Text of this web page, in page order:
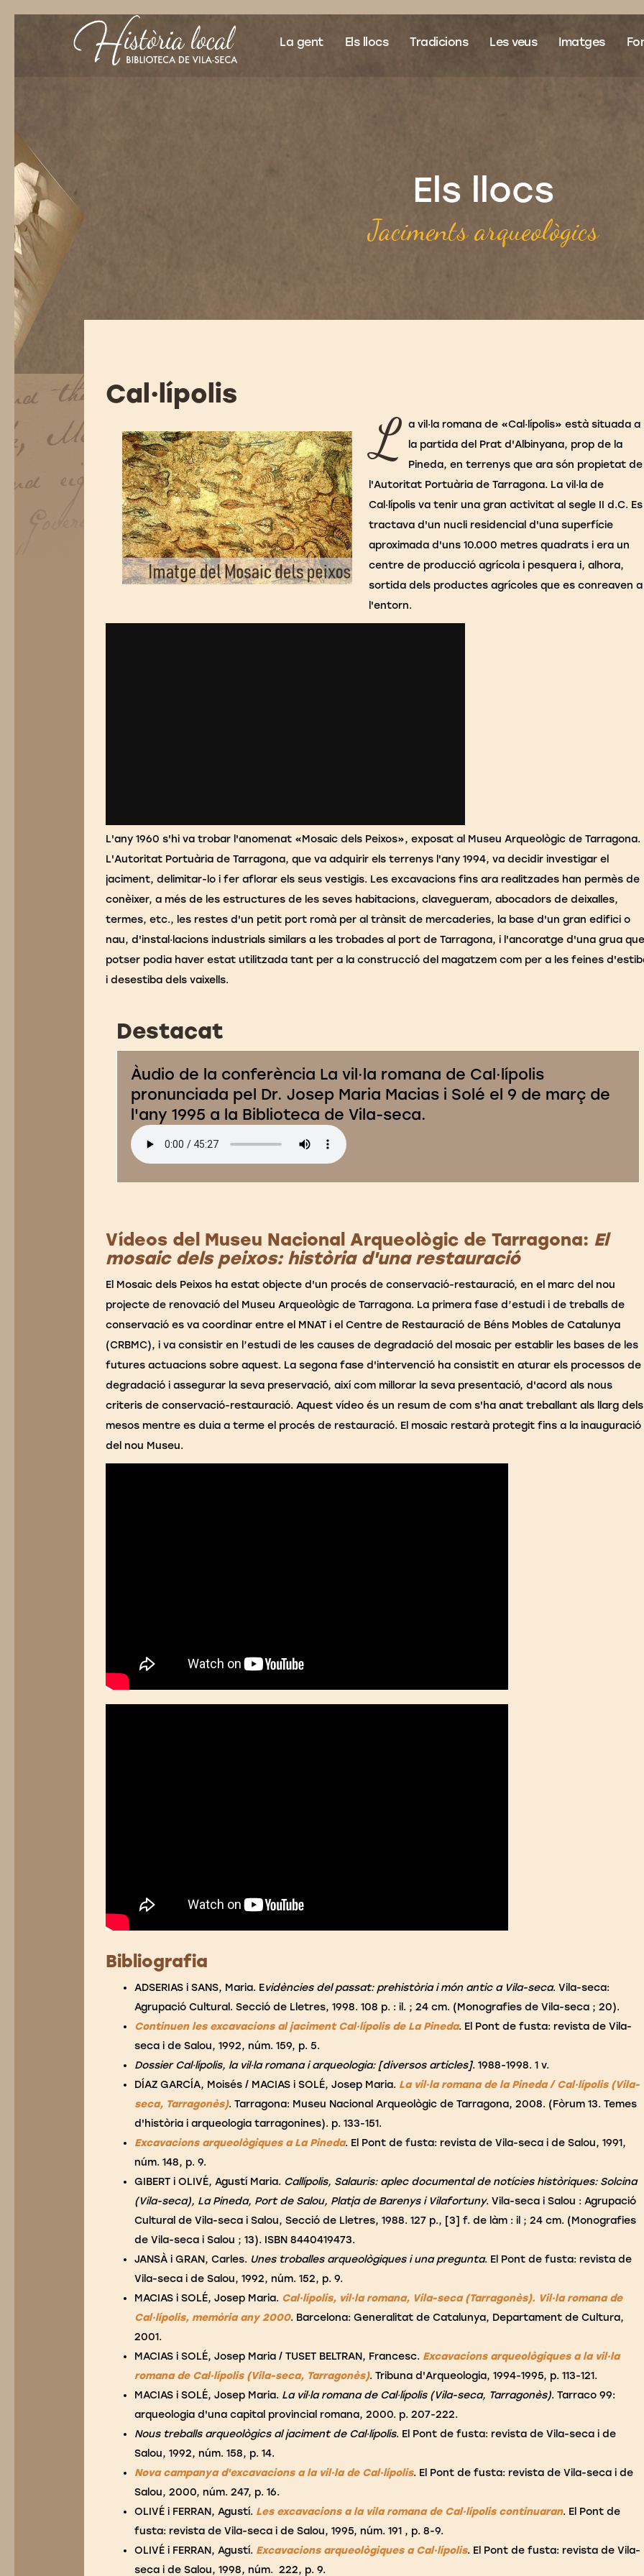
La gent Els llocs Tradicions Les veus Imatges
Els llocs
Jaciments arqueològics
Cal·lípolis
L a vil·la romana de «Cal·lípolis» està situada a
la partida del Prat d'Albinyana, prop de la
Pineda, en terrenys que ara són propietat de
l'Autoritat Portuària de Tarragona. La vil·la de
Cal·lípolis va tenir una gran activitat al segle II d.C. Es
tractava d'un nucli residencial d'una superfície
aproximada d'uns 10.000 metres quadrats i era un
centre de producció agrícola i pesquera i, alhora,
sortida dels productes agrícoles que es conreaven a
l'entorn.
L'any 1960 s'hi va trobar l'anomenat «Mosaic dels Peixos», exposat al Museu Arqueològic de Tarragona.
L'Autoritat Portuària de Tarragona, que va adquirir els terrenys l'any 1994, va decidir investigar el
jaciment, delimitar-lo i fer aflorar els seus vestigis. Les excavacions fins ara realitzades han permès de
conèixer, a més de les estructures de les seves habitacions, clavegueram, abocadors de deixalles,
termes, etc., les restes d'un petit port romà per al trànsit de mercaderies, la base d'un gran edifici o
nau, d'instal·lacions industrials similars a les trobades al port de Tarragona, i l'ancoratge d'una grua que
potser podia haver estat utilitzada tant per a la construcció del magatzem com per a les feines
i desestiba dels vaixells.
Destacat
Àudio de la conferència La vil·la romana de Cal·lípolis
pronunciada pel Dr. Josep Maria Macias i Solé el 9 de març de
l'any 1995 a la Biblioteca de Vila-seca.
Vídeos del Museu Nacional Arqueològic de Tarragona: El
mosaic dels peixos: història d'una restauració
El Mosaic dels Peixos ha estat objecte d'un procés de conservació-restauració, en el marc del nou
projecte de renovació del Museu Arqueològic de Tarragona. La primera fase d’estudi i de treballs de
conservació es va coordinar entre el MNAT i el Centre de Restauració de Béns Mobles de Catalunya
(CRBMC), i va consistir en l’estudi de les causes de degradació del mosaic per establir les bases de les
futures actuacions sobre aquest. La segona fase d'intervenció ha consistit en aturar els processos de
degradació i assegurar la seva preservació, així com millorar la seva presentació, d'acord als nous
criteris de conservació-restauració. Aquest vídeo és un resum de com s'ha anat treballant als llarg dels
mesos mentre es duia a terme el procés de restauració. El mosaic restarà protegit fins a la inauguració
del nou Museu.
Bibliografia
ADSERIAS i SANS, Maria. Evidències del passat: prehistòria i món antic a Vila-seca. Vila-seca:
Agrupació Cultural. Secció de Lletres, 1998. 108 p. : il. ; 24 cm. (Monografies de Vila-seca ; 20).
Continuen les excavacions al jaciment Cal·lípolis de La Pineda. El Pont de fusta: revista de Vila-
seca i de Salou, 1992, núm. 159, p. 5.
Dossier Cal·lípolis, la vil·la romana i arqueologia: [diversos articles]. 1988-1998. 1 v.
DÍAZ GARCÍA, Moisés / MACIAS i SOLÉ, Josep Maria. La vil·la romana de la Pineda / Cal·lípolis (Vila-
seca, Tarragonès). Tarragona: Museu Nacional Arqueològic de Tarragona, 2008. (Fòrum 13. Temes
d'història i arqueologia tarragonines). p. 133-151.
Excavacions arqueològiques a La Pineda. El Pont de fusta: revista de Vila-seca i de Salou, 1991,
núm. 148, p. 9.
GIBERT i OLIVÉ, Agustí Maria. Callípolis, Salauris: aplec documental de notícies històriques: Solcina
(Vila-seca), La Pineda, Port de Salou, Platja de Barenys i Vilafortuny. Vila-seca i Salou : Agrupació
Cultural de Vila-seca i Salou, Secció de Lletres, 1988. 127 p., [3] f. de làm : il ; 24 cm. (Monografies
de Vila-seca i Salou ; 13). ISBN 8440419473.
JANSÀ i GRAN, Carles. Unes troballes arqueològiques i una pregunta. El Pont de fusta: revista de
Vila-seca i de Salou, 1992, núm. 152, p. 9.
MACIAS i SOLÉ, Josep Maria. Cal·lípolis, vil·la romana, Vila-seca (Tarragonès). Vil·la romana de
Cal·lípolis, memòria any 2000. Barcelona: Generalitat de Catalunya, Departament de Cultura,
2001.
MACIAS i SOLÉ, Josep Maria / TUSET BELTRAN, Francesc. Excavacions arqueològiques a la vil·la
romana de Cal·lípolis (Vila-seca, Tarragonès). Tribuna d'Arqueologia, 1994-1995, p. 113-121.
MACIAS i SOLÉ, Josep Maria. La vil·la romana de Cal·lípolis (Vila-seca, Tarragonès). Tarraco 99:
arqueologia d'una capital provincial romana, 2000. p. 207-222.
Nous treballs arqueològics al jaciment de Cal·lípolis. El Pont de fusta: revista de Vila-seca i de
Salou, 1992, núm. 158, p. 14.
Nova campanya d'excavacions a la vil·la de Cal·lípolis. El Pont de fusta: revista de Vila-seca i de
Salou, 2000, núm. 247, p. 16.
OLIVÉ i FERRAN, Agustí. Les excavacions a la vila romana de Cal·lípolis continuaran. El Pont de
fusta: revista de Vila-seca i de Salou, 1995, núm. 191 , p. 8-9.
OLIVÉ i FERRAN, Agustí. Excavacions arqueològiques a Cal·lípolis. El Pont de fusta: revista de Vila-
seca i de Salou, 1998, núm. 222, p. 9.